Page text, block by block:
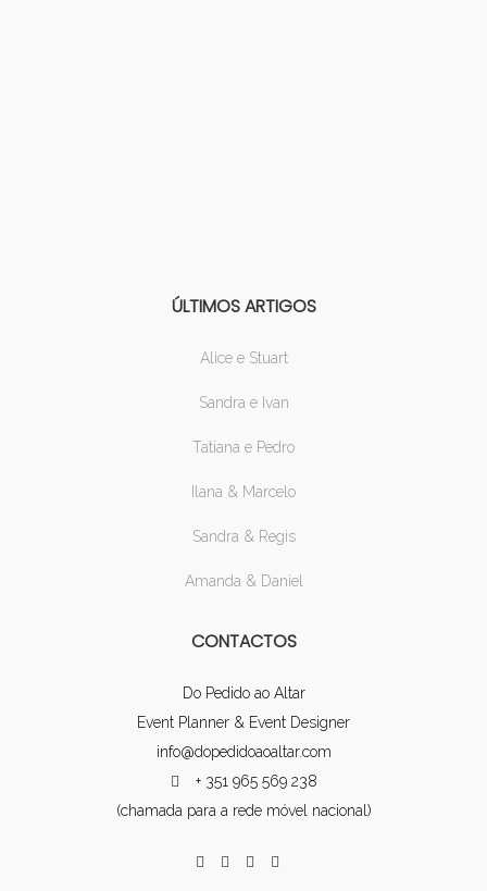
ÚLTIMOS ARTIGOS
Alice e Stuart
Sandra e Ivan
Tatiana e Pedro
Ilana & Marcelo
Sandra & Regis
Amanda & Daniel
CONTACTOS
Do Pedido ao Altar
Event Planner & Event Designer
info@dopedidoaoaltar.com
+ 351 965 569 238
(chamada para a rede móvel nacional)